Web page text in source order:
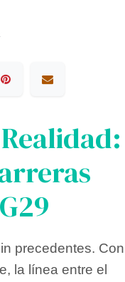
precedentes. Con
la línea entre el